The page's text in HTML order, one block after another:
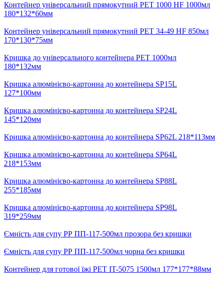
Контейнер універсальний прямокутний PET 1000 НF 1000мл
180*132*60мм
Контейнер універсальний прямокутний PET 34-49 HF 850мл
170*130*75мм
Кришка до універсального контейнера РЕТ 1000мл
180*132мм
Кришка алюмінієво-картонна до контейнера SP15L
127*100мм
Кришка алюмінієво-картонна до контейнера SP24L
145*120мм
Кришка алюмінієво-картонна до контейнера SP62L 218*113мм
Кришка алюмінієво-картонна до контейнера SP64L
218*153мм
Кришка алюмінієво-картонна до контейнера SP88L
255*185мм
Кришка алюмінієво-картонна до контейнера SP98L
319*259мм
Ємність для супу РР ПП-117-500мл прозора без кришки
Ємність для супу РР ПП-117-500мл чорна без кришки
Контейнер для готової їжі РЕТ IT-5075 1500мл 177*177*88мм